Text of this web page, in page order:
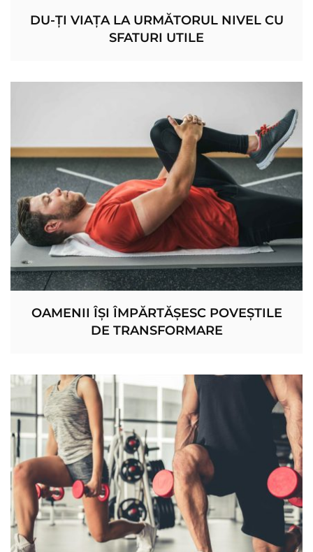
DU-ȚI VIAȚA LA URMĂTORUL NIVEL CU
SFATURI UTILE
OAMENII ÎȘI ÎMPĂRTĂȘESC POVEȘTILE
DE TRANSFORMARE